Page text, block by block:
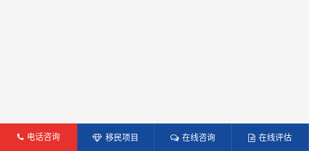
电话咨询 移民项目 在线咨询 在线评估